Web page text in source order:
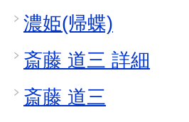
濃姫(帰蝶)
斎藤 道三 詳細
斎藤 道三